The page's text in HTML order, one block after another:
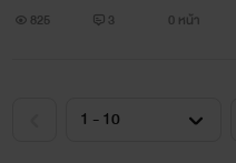
825 3 0 หน้า